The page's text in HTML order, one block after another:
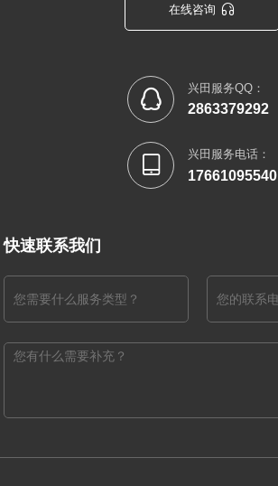
在线咨询 
 兴田服务QQ：
2863379292
 兴田服务电话：
17661095540
快速联系我们